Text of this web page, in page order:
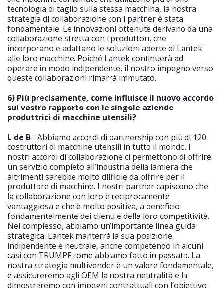
tecnologia di taglio sulla stessa macchina, la nostra
strategia di collaborazione con i partner è stata
fondamentale. Le innovazioni ottenute derivano da una
collaborazione stretta con i produttori, che
incorporano e adattano le soluzioni aperte di Lantek
alle loro macchine. Poiché Lantek continuerà ad
operare in modo indipendente, il nostro impegno verso
queste collaborazioni rimarrà immutato.
6) Più precisamente, come influisce il nuovo accordo
sul vostro rapporto con le singole aziende
produttrici di macchine utensili?
L de B - Abbiamo accordi di partnership con più di 120
costruttori di macchine utensili in tutto il mondo. I
nostri accordi di collaborazione ci permettono di offrire
un servizio completo all’industria della lamiera che
altrimenti sarebbe molto difficile da offrire per il
produttore di macchine. I nostri partner capiscono che
la collaborazione con loro è reciprocamente
vantaggiosa e che è molto positiva, a beneficio
fondamentalmente dei clienti e della loro competitività.
Nel complesso, abbiamo un’importante linea guida
strategica: Lantek manterrà la sua posizione
indipendente e neutrale, anche competendo in alcuni
casi con TRUMPF come abbiamo fatto in passato. La
nostra strategia multivendor è un valore fondamentale,
e assicureremo agli OEM la nostra neutralità e la
dimostreremo con impegni contrattuali con l’obiettivo